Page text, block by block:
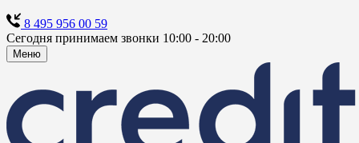
8 495 956 00 59
Сегодня принимаем звонки 10:00 - 20:00
Меню